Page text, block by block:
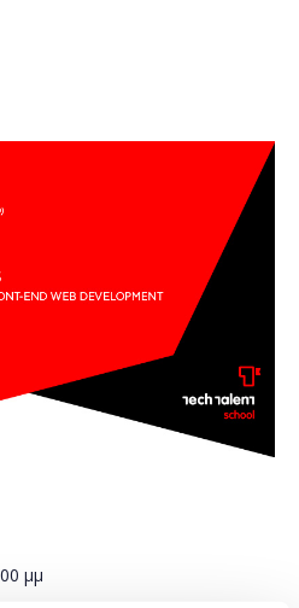
μμ